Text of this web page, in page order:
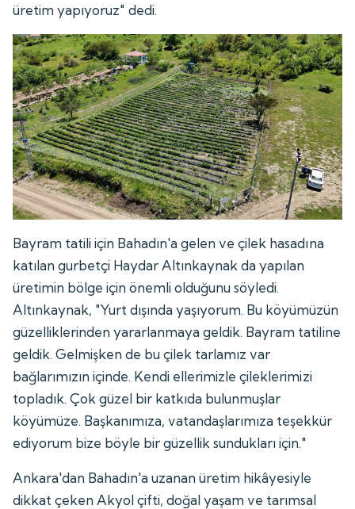
üretim yapıyoruz" dedi.
Bayram tatili için Bahadın'a gelen ve çilek hasadına
katılan gurbetçi Haydar Altınkaynak da yapılan
üretimin bölge için önemli olduğunu söyledi.
Altınkaynak, "Yurt dışında yaşıyorum. Bu köyümüzün
güzelliklerinden yararlanmaya geldik. Bayram tatiline
geldik. Gelmişken de bu çilek tarlamız var
bağlarımızın içinde. Kendi ellerimizle çileklerimizi
topladık. Çok güzel bir katkıda bulunmuşlar
köyümüze. Başkanımıza, vatandaşlarımıza teşekkür
ediyorum bize böyle bir güzellik sundukları için."
Ankara'dan Bahadın'a uzanan üretim hikâyesiyle
dikkat çeken Akyol çifti, doğal yaşam ve tarımsal